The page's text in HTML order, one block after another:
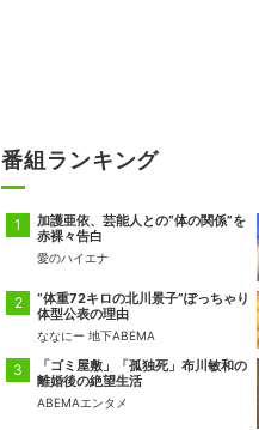
番組ランキング
加護亜依、芸能人との“体の関係”を
赤裸々告白
愛のハイエナ
“体重72キロの北川景子”ぽっちゃり
体型公表の理由
ななにー 地下ABEMA
「ゴミ屋敷」「孤独死」布川敏和の
離婚後の絶望生活
ABEMAエンタメ